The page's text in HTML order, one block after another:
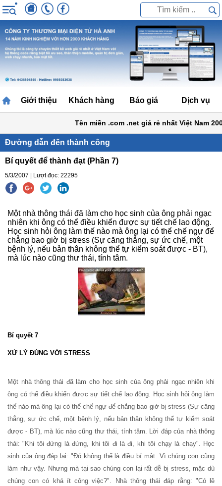
Giới thiệu Khách hàng Báo giá Dịch vụ
Tên miền .com .net giá rẻ nhất Việt Nam 200k/
Đường dẫn đến thành công
Bí quyết để thành đạt (Phần 7)
5/3/2007 | Lượt đọc: 22295
Một nhà thông thái đã làm cho học sinh của ông phải ngạc
nhiên khi ông có thể điều khiển được sự tiết chế lao động.
Học sinh hỏi ông làm thế nào mà ông lại có thể chế ngự để
chẳng bao giờ bị stress (Sự căng thẳng, sự ức chế, một
bệnh lý, nếu bản thân không thể tự kiểm soát được - BT),
mà lúc nào cũng thư thái, tính tâm.
Bí quyết 7
XỬ LÝ ĐÚNG VỚI STRESS
Một nhà thông thái đã làm cho học sinh của ông phải ngạc nhiên khi
ông có thể điều khiển được sự tiết chế lao động. Học sinh hỏi ông làm
thế nào mà ông lại có thể chế ngự để chẳng bao giờ bị stress (Sự căng
thẳng, sự ức chế, một bệnh lý, nếu bản thân không thể tự kiểm soát
được - BT), mà lúc nào cũng thư thái, tính tâm. Lời đáp của nhà thông
thái: "Khi tôi đứng là đứng, khi tôi đi là đi, khi tôi chạy là chạy". Học
sinh của ông đáp lại: "Đó không thể là điều bí mật. Vì chúng con cũng
làm như vậy. Nhưng mà tại sao chúng con lại rất dễ bị stress, mặc dù
chúng con có khá ít công việc?". Nhà thông thái đáp rằng: "Có lẽ